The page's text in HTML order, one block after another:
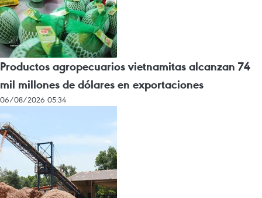
Productos agropecuarios vietnamitas alcanzan 74
mil millones de dólares en exportaciones
06/08/2026 05:34